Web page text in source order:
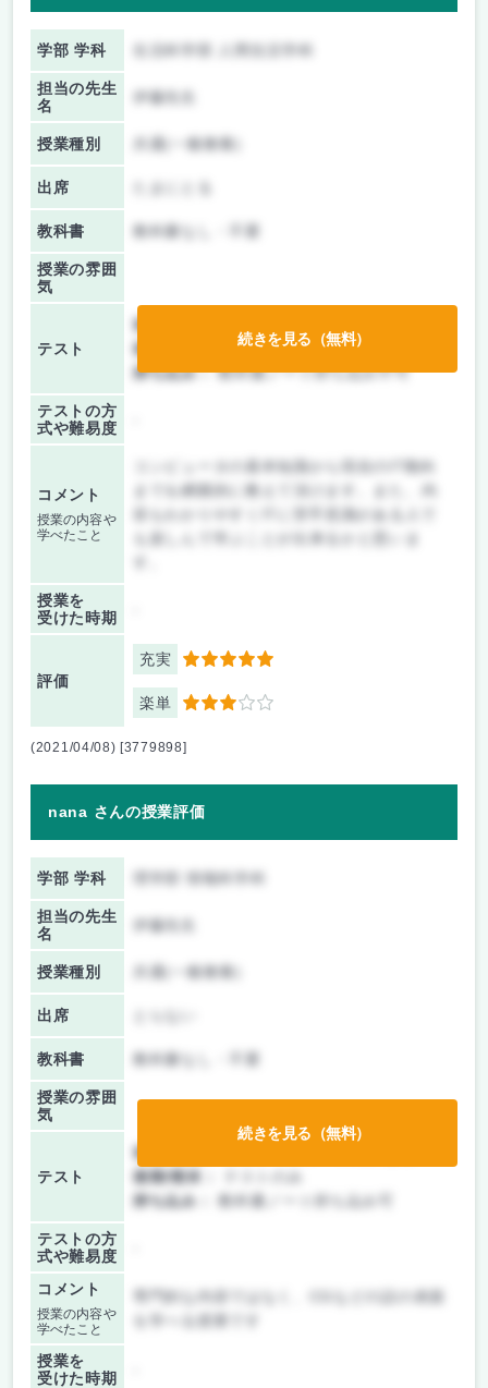
学部 学科
担当の先生
名
伊藤先生
授業種別 共通(一般教養)
出席
教科書 教科書なし・不要
授業の雰囲
気
テスト
前期/中間：
後期/期末：
テストのみ
持ち込み：教科書ノート持ち込み不可
テストの方
式や難易度
コメント
授業の内容や
学べたこと
コンピュータの基本知識から現在のIT動向
容もわかりやすくITに苦手意識がある人で
授業を
受けた時期
評価
充実 5
楽単 3
続きを見る（無料）
(2021/04/08) [3779898]
nana さんの授業評価
学部 学科 理学部 情報科学科
担当の先生
名
伊藤先生
授業種別 共通(一般教養)
出席
教科書 教科書なし・不要
授業の雰囲
気
テスト
前期/中間：
後期/期末：
持ち込み：
教科書ノート持ち込み可
テストの方
式や難易度
コメント
授業の内容や
学べたこと
授業を
受けた時期
続きを見る（無料）